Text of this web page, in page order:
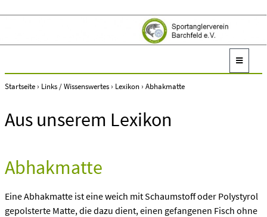
Startseite› Links / Wissenswertes› Lexikon› Abhakmatte
Aus unserem Lexikon
Abhakmatte
Eine Abhakmatte ist eine weich mit Schaumstoff oder Polystyrol
gepolsterte Matte, die dazu dient, einen gefangenen Fisch ohne